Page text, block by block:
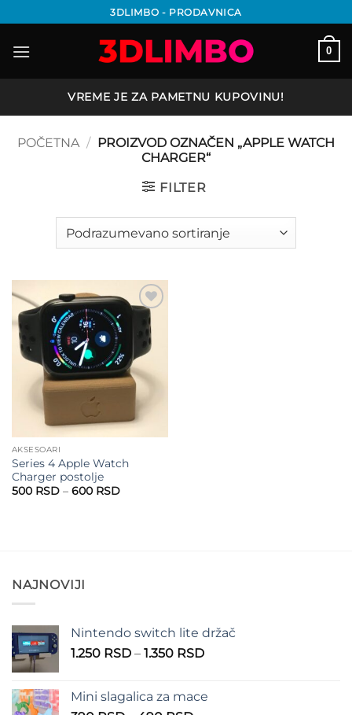
na
sadržaj
3DLIMBO - PRODAVNICA
0
VREME JE ZA PAMETNU KUPOVINU!
POČETNA / PROIZVOD OZNAČEN „APPLE WATCH
CHARGER“
FILTER
Add to
wishlist
AKSESOARI
Series 4 Apple Watch
Charger postolje
500 RSD – 600 RSDRaspon
NAJNOVIJI
Nintendo switch lite držač
1.250 RSD – 1.350 RSDRaspon
1.250 RSD
Mini slagalica za mace